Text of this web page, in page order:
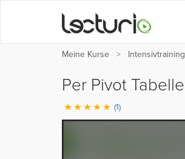
Meine Kurse
Per Pivot
(1)